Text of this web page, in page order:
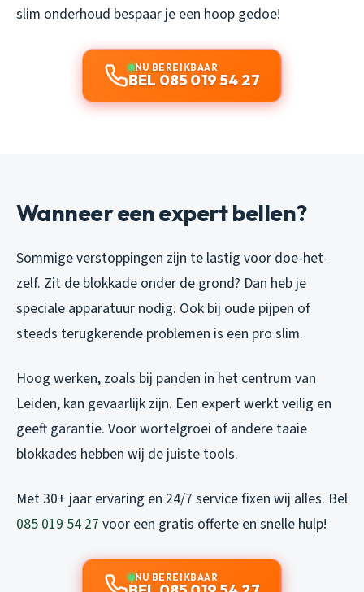
slim onderhoud bespaar je een hoop gedoe!
NU BEREIKBAAR
BEL 085 019 54 27
Wanneer een expert bellen?
Sommige verstoppingen zijn te lastig voor doe-het-
zelf. Zit de blokkade onder de grond? Dan heb je
speciale apparatuur nodig. Ook bij oude pijpen of
steeds terugkerende problemen is een pro slim.
Hoog werken, zoals bij panden in het centrum van
Leiden, kan gevaarlijk zijn. Een expert werkt veilig en
geeft garantie. Voor wortelgroei of andere taaie
blokkades hebben wij de juiste tools.
Met 30+ jaar ervaring en 24/7 service fixen wij alles. Bel
085 019 54 27 voor een gratis offerte en snelle hulp!
NU BEREIKBAAR